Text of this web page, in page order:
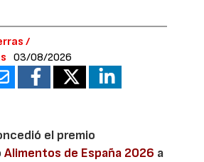
/
03/08/2026
el premio
Alimentos de España 2026 a